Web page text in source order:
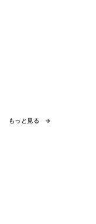
もっと見る